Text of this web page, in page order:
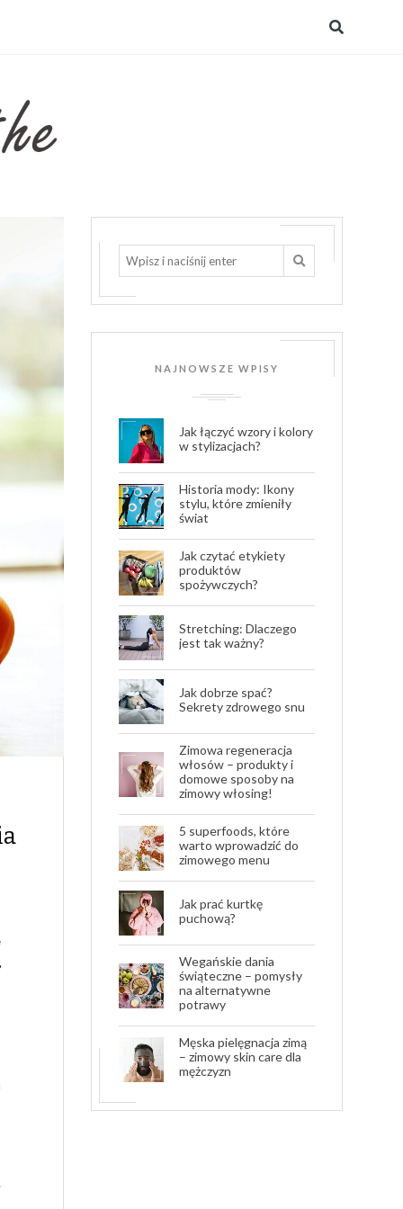
NAJNOWSZE WPISY
Jak łączyć wzory i kolory
w stylizacjach?
Historia mody: Ikony
stylu, które zmieniły
świat
Jak czytać etykiety
produktów
spożywczych?
Stretching: Dlaczego
jest tak ważny?
Jak dobrze spać?
Sekrety zdrowego snu
Zimowa regeneracja
włosów – produkty i
domowe sposoby na
zimowy włosing!
5 superfoods, które
warto wprowadzić do
zimowego menu
Jak prać kurtkę
puchową?
Wegańskie dania
świąteczne – pomysły
na alternatywne
potrawy
Męska pielęgnacja zimą
– zimowy skin care dla
mężczyzn